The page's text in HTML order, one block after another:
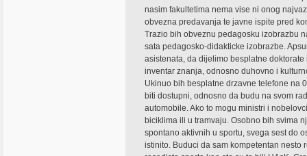
nasim fakultetima nema vise ni onog
obvezna predavanja te javne ispite pred
Trazio bih obveznu pedagosku izobrazbu
sata pedagosko-didakticke izobrazbe.
asistenata, da dijelimo besplatne
inventar znanja, odnosno duhovno i
Ukinuo bih besplatne drzavne telefone na
biti dostupni, odnosno da budu na svom
automobile. Ako to mogu ministri i
biciklima ili u tramvaju. Osobno bih svima
spontano aktivnih u sportu, svega sest do
istinito. Buduci da sam kompetentan